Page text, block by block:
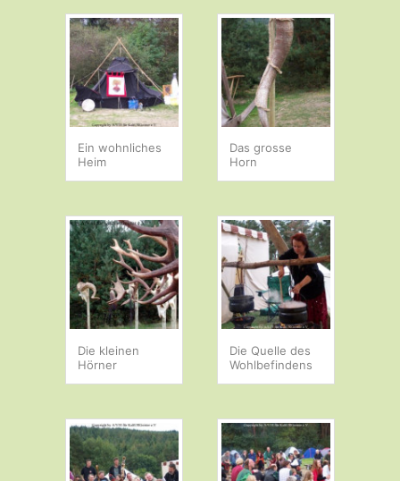
Ein wohnliches
Heim
Das grosse
Horn
Die kleinen
Hörner
Die Quelle des
Wohlbefindens